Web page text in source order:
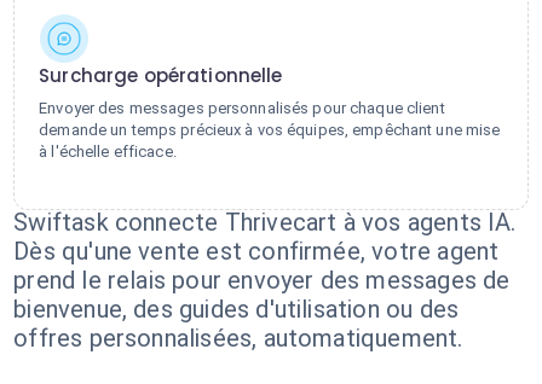
Surcharge opérationnelle
Envoyer des messages personnalisés pour chaque client
demande un temps précieux à vos équipes, empêchant une mise
à l'échelle efficace.
Swiftask connecte Thrivecart à vos agents IA.
Dès qu'une vente est confirmée, votre agent
prend le relais pour envoyer des messages de
bienvenue, des guides d'utilisation ou des
offres personnalisées, automatiquement.